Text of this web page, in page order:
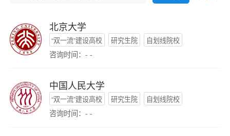
北京大学
“双一流”建设高校 研究生院 自划线院校
咨询时间：- -
中国人民大学
“双一流”建设高校 研究生院 自划线院校
咨询时间：- -